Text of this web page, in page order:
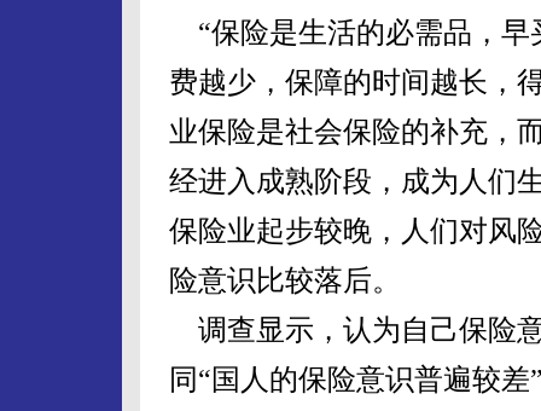
“保险是生活的必需品，早
费越少，保障的时间越长，
业保险是社会保险的补充，
经进入成熟阶段，成为人们
保险业起步较晚，人们对风
险意识比较落后。
调查显示，认为自己保险
同“国人的保险意识普遍较